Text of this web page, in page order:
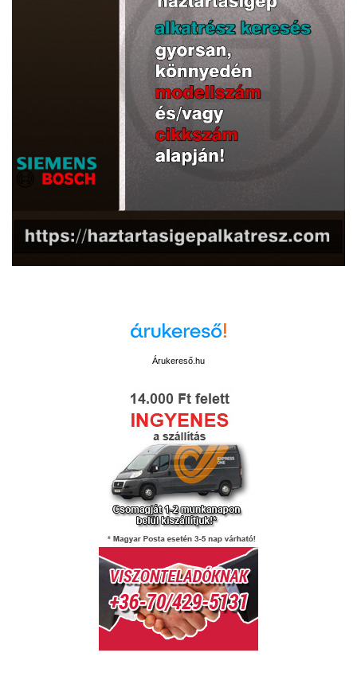
Árukereső.hu